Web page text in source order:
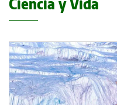
Ciencia y Vida